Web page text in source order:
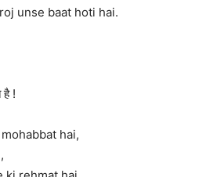
unse baat hoti hai.
है !
hai,